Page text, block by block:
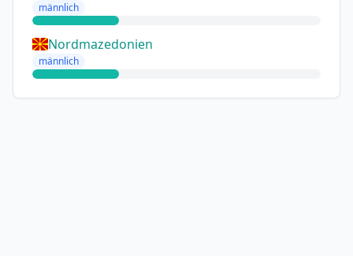
männlich
Nordmazedonien
männlich